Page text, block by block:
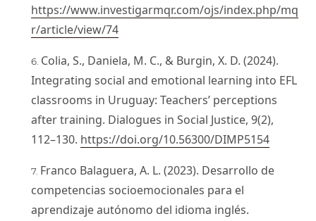
https://www.investigarmqr.com/ojs/index.php/mq
r/article/view/74
Colia, S., Daniela, M. C., & Burgin, X. D. (2024).
Integrating social and emotional learning into EFL
classrooms in Uruguay: Teachers’ perceptions
after training. Dialogues in Social Justice, 9(2),
112–130. https://doi.org/10.56300/DIMP5154
Franco Balaguera, A. L. (2023). Desarrollo de
competencias socioemocionales para el
aprendizaje autónomo del idioma inglés.